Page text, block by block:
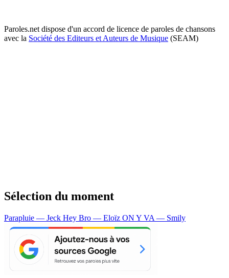
Paroles.net dispose d'un accord de licence de paroles de chansons
avec la Société des Editeurs et Auteurs de Musique (SEAM)
Sélection du moment
Parapluie — Jeck Hey Bro — Eloïz ON Y VA — Smily